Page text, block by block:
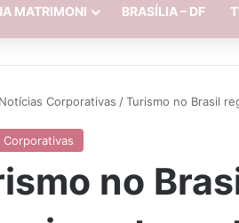
MATRIMONI BRASÍLIA – DF
Notícias Corporativas /Turismo no Brasil
Corporativas
no